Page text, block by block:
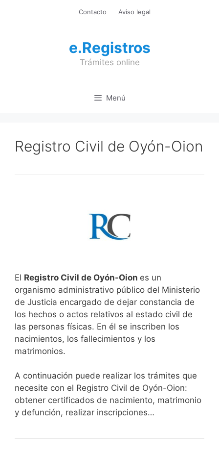
Contacto Aviso legal
e.Registros
Trámites online
Menú
Registro Civil de Oyón-Oion
El Registro Civil de Oyón-Oion es un
organismo administrativo público del Ministerio
de Justicia encargado de dejar constancia de
los hechos o actos relativos al estado civil de
las personas físicas. En él se inscriben los
nacimientos, los fallecimientos y los
matrimonios.
A continuación puede realizar los trámites que
necesite con el Registro Civil de Oyón-Oion:
obtener certificados de nacimiento, matrimonio
y defunción, realizar inscripciones…